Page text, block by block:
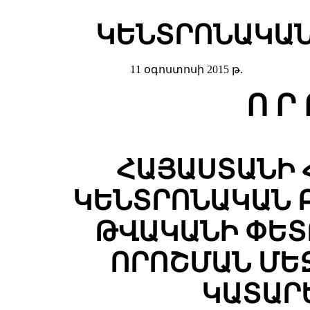
11 օգոստոսի 2015 թ.
Ո Ր
ՀԱՅԱՍՏԱՆԻ
ԿԵՆՏՐՈՆԱԿԱՆ
ԹՎԱԿԱՆԻ
ՈՐՈՇՄԱՆ